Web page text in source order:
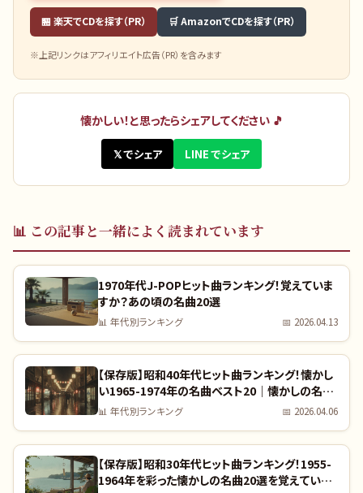
🏪 楽天でCDを探す（PR） 🛒 AmazonでCDを探す（PR）
※上記リンクはアフィリエイト広告（PR）を含みます
懐かしい！と思ったらシェアしてください 🎵
𝕏 でシェア LINE でシェア
📊 この記事と一緒によく読まれています
1970年代J-POPヒット曲ランキング！覚えていま
すか？あの頃の名曲20選
📊 年代別ランキング 📅 2026.04.13
【保存版】昭和40年代ヒット曲ランキング！懐かし
い1965-1974年の名曲ベスト20｜懐かしの名曲
完全リスト
📊 年代別ランキング 📅 2026.04.06
【保存版】昭和30年代ヒット曲ランキング！1955-
1964年を彩った懐かしの名曲20選を覚えていま